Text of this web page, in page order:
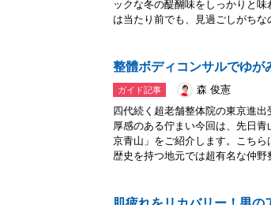
ックな冬の醍醐味をしっかりと
は当たり前でも、見過ごしがち
整體ボディコンサルでゆが
ガイド記事
森 俊憲
四代続く超老舗整体院の東京進
厚感のある佇まい今回は、先日
京青山」をご紹介します。こち
歴史を持つ地元では超有名な仲野